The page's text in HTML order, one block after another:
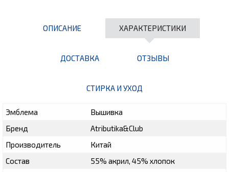
ОПИСАНИЕ ХАРАКТЕРИСТИКИ
ДОСТАВКА ОТЗЫВЫ
СТИРКА И УХОД
Эмблема
Вышивка
Бренд
Atributika&Club
Производитель
Китай
Состав
55% акрил, 45% хлопок